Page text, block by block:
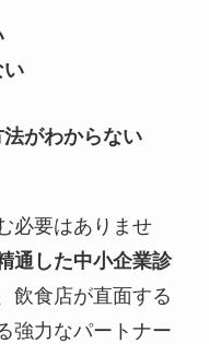
い
がわからない
必要はありませ
通した中小企業診
飲食店が直面する
強力なパートナー